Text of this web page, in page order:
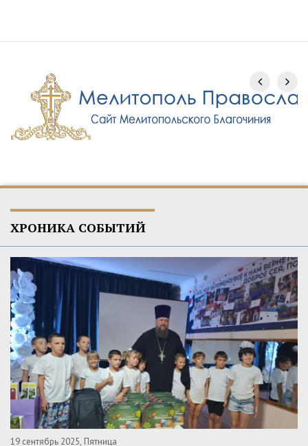
ХРОНИКА СОБЫТИЙ
19 сентябрь 2025, Пятница